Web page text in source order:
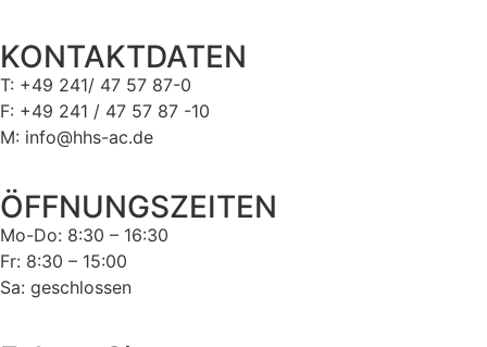
KONTAKTDATEN
T: +49 241/ 47 57 87-0
F: +49 241 / 47 57 87 -10
M: info@hhs-ac.de
ÖFFNUNGSZEITEN
Mo-Do: 8:30 – 16:30
Fr: 8:30 – 15:00
Sa: geschlossen